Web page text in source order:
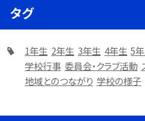
タグ
1年生 2年生 3年生 4年生 5
学校行事 委員会・クラブ活動
地域とのつながり 学校の様子